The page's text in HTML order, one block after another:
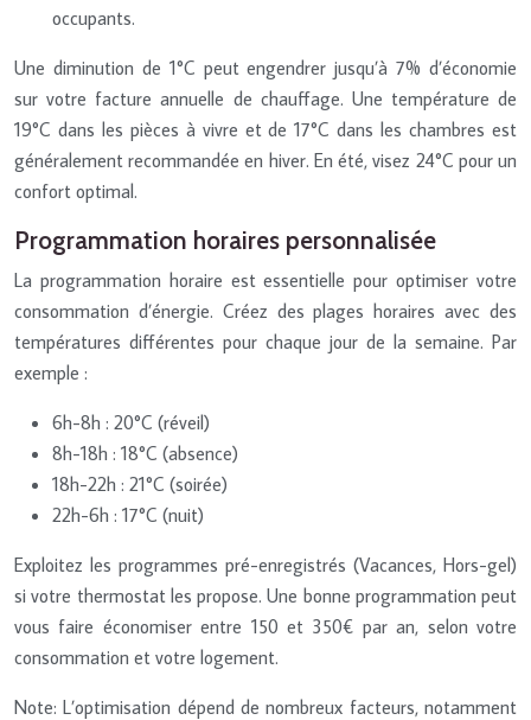
occupants.
Une diminution de 1°C peut engendrer jusqu’à 7% d’économie
sur votre facture annuelle de chauffage. Une température de
19°C dans les pièces à vivre et de 17°C dans les chambres est
généralement recommandée en hiver. En été, visez 24°C pour un
confort optimal.
Programmation horaires personnalisée
La programmation horaire est essentielle pour optimiser votre
consommation d’énergie. Créez des plages horaires avec des
températures différentes pour chaque jour de la semaine. Par
exemple :
6h-8h : 20°C (réveil)
8h-18h : 18°C (absence)
18h-22h : 21°C (soirée)
22h-6h : 17°C (nuit)
Exploitez les programmes pré-enregistrés (Vacances, Hors-gel)
si votre thermostat les propose. Une bonne programmation peut
vous faire économiser entre 150 et 350€ par an, selon votre
consommation et votre logement.
Note: L’optimisation dépend de nombreux facteurs, notamment